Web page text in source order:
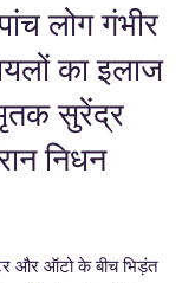
लोग गंभीर
का इलाज
सुरेंद्र
निधन
और ऑटो के बीच भिड़ंत